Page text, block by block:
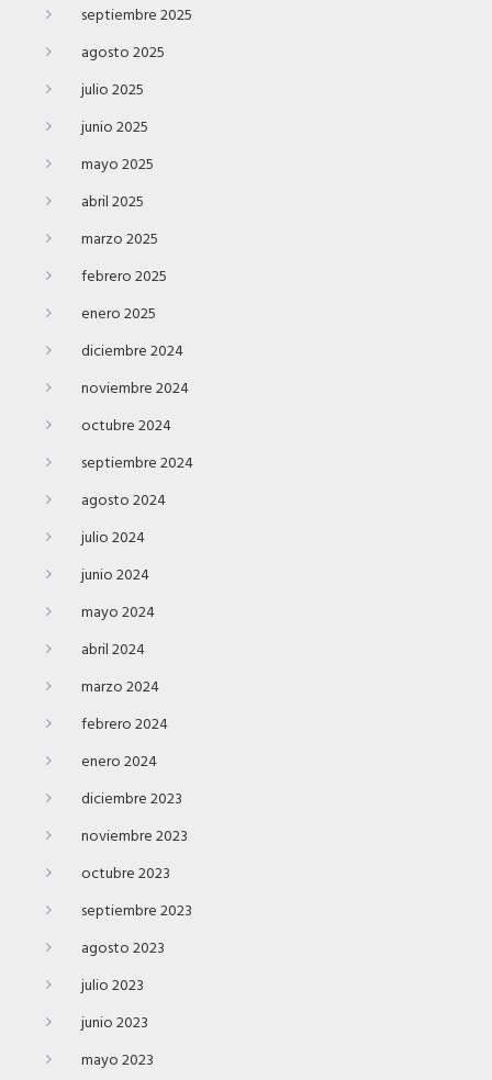
septiembre 2025
agosto 2025
julio 2025
junio 2025
mayo 2025
abril 2025
marzo 2025
febrero 2025
enero 2025
diciembre 2024
noviembre 2024
octubre 2024
septiembre 2024
agosto 2024
julio 2024
junio 2024
mayo 2024
abril 2024
marzo 2024
febrero 2024
enero 2024
diciembre 2023
noviembre 2023
octubre 2023
septiembre 2023
agosto 2023
julio 2023
junio 2023
mayo 2023